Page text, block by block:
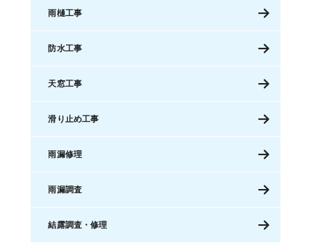
雨樋工事
防水工事
天窓工事
滑り止め工事
雨漏修理
雨漏調査
結露調査・修理